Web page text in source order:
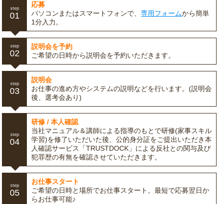
step
01
応募
パソコンまたはスマートフォンで、専用フォームから簡単
1分入力。
step
02
説明会を予約
ご希望の日時から説明会を予約いただきます。
step
03
説明会
お仕事の進め方やシステムの説明などを行います。(説明会
後、選考会あり)
step
04
研修 / 本人確認
当社マニュアル＆講師による指導のもとで研修(家事スキル
学習)を修了いただいた後、公的身分証をご提出いただき本
人確認サービス「TRUSTDOCK」による反社との関与及び
犯罪歴の有無を確認させていただきます。
step
05
お仕事スタート
ご希望の日時と場所でお仕事スタート。最短で応募翌日か
らお仕事可能♪